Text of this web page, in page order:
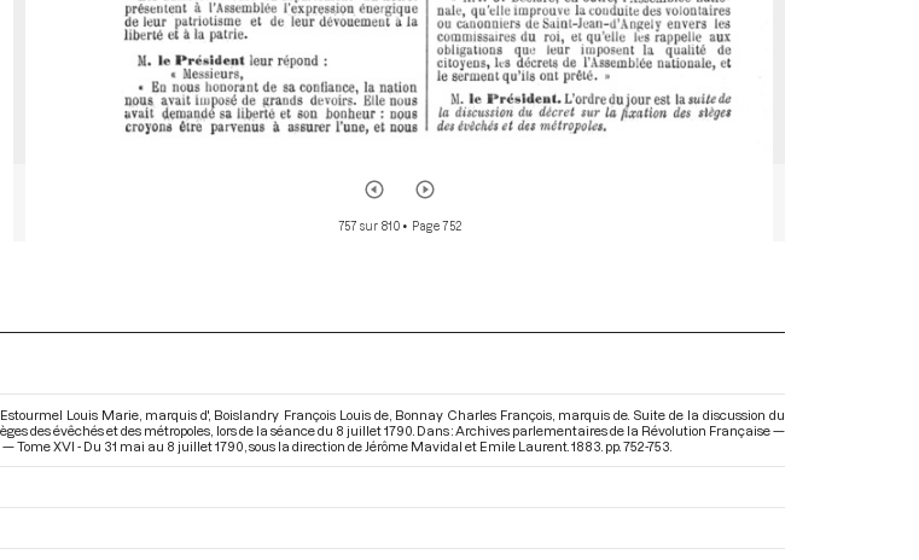
757 sur 810• Page 752
Louis Marie, marquis d', Boislandry François Louis de, Bonnay Charles François, marquis de. Suite de la discussion du
des évêchés et des métropoles, lors de la séance du 8 juillet 1790. Dans : Archives parlementaires de la Révolution Française —
— Tome XVI - Du 31 mai au 8 juillet 1790 , sous la direction de Jérôme Mavidal et Emile Laurent. 1883. pp. 752-753.